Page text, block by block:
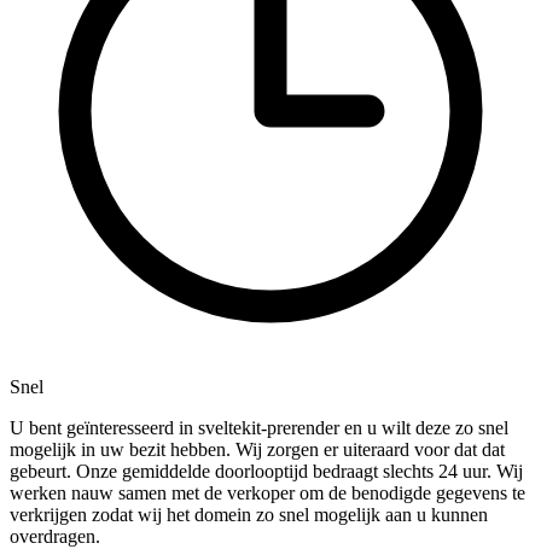
Snel
U bent geïnteresseerd in sveltekit-prerender en u wilt deze zo snel
mogelijk in uw bezit hebben. Wij zorgen er uiteraard voor dat dat
gebeurt. Onze gemiddelde doorlooptijd bedraagt slechts 24 uur. Wij
werken nauw samen met de verkoper om de benodigde gegevens te
verkrijgen zodat wij het domein zo snel mogelijk aan u kunnen
overdragen.